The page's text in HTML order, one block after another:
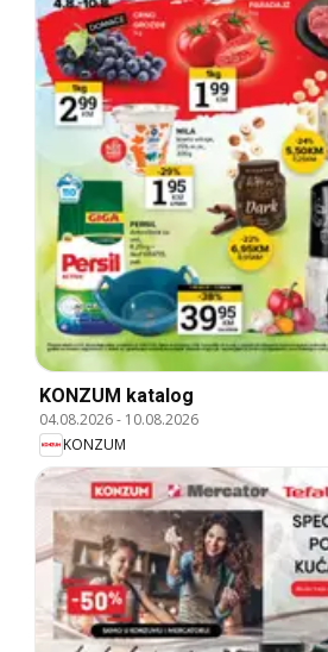
KONZUM katalog
04.08.2026- 10.08.2026
KONZUM